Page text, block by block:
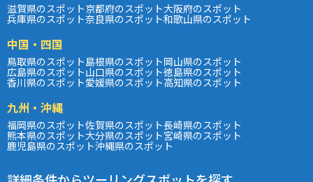
滋賀県のスポット京都府のスポット大阪府のスポット
兵庫県のスポット奈良県のスポット和歌山県のスポット
中国・四国
鳥取県のスポット島根県のスポット岡山県のスポット
広島県のスポット山口県のスポット徳島県のスポット
香川県のスポット愛媛県のスポット高知県のスポット
九州・沖縄
福岡県のスポット佐賀県のスポット長崎県のスポット
熊本県のスポット大分県のスポット宮崎県のスポット
鹿児島県のスポット沖縄県のスポット